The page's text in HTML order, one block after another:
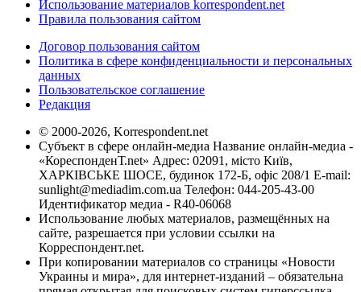
Использование материалов korrespondent.net
Правила пользования сайтом
Договор пользования сайтом
Политика в сфере конфиденциальности и персональных
данных
Пользовательское соглашение
Редакция
© 2000-2026, Korrespondent.net
Субъект в сфере онлайн-медиа Название онлайн-медиа -
«КореспонденТ.net» Адрес: 02091, місто Київ,
ХАРКІВСЬКЕ ШОСЕ, будинок 172-Б, офіс 208/1 E-mail:
sunlight@mediadim.com.ua Телефон: 044-205-43-00
Идентификатор медиа - R40-06068
Использование любых материалов, размещённых на
сайте, разрешается при условии ссылки на
Корреспондент.net.
При копировании материалов со страницы «Новости
Украины и мира», для интернет-изданий – обязательна